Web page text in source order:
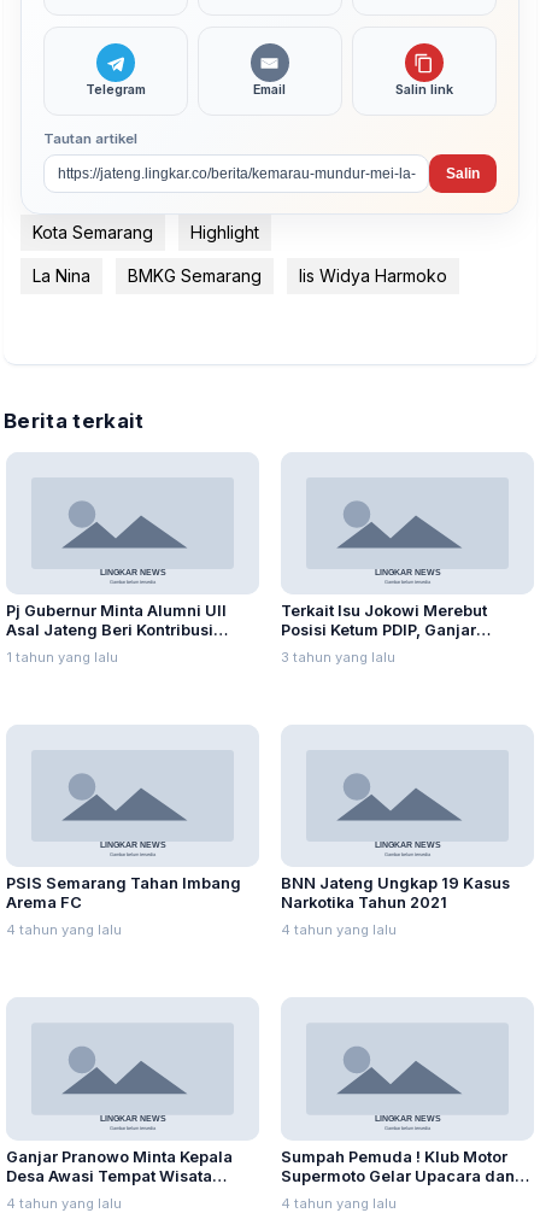
Telegram Email Salin link
Tautan artikel
Salin
Kota Semarang Highlight
La Nina BMKG Semarang Iis Widya Harmoko
Berita terkait
Pj Gubernur Minta Alumni UII
Asal Jateng Beri Kontribusi
dalam Pembangunan Daerah
1 tahun yang lalu
Terkait Isu Jokowi Merebut
Posisi Ketum PDIP, Ganjar
Pranowo: Ada Adu Domba
3 tahun yang lalu
PSIS Semarang Tahan Imbang
Arema FC
4 tahun yang lalu
BNN Jateng Ungkap 19 Kasus
Narkotika Tahun 2021
4 tahun yang lalu
Ganjar Pranowo Minta Kepala
Desa Awasi Tempat Wisata
Selama Nataru
4 tahun yang lalu
Sumpah Pemuda ! Klub Motor
Supermoto Gelar Upacara dan
Tabur Benih Ikan
4 tahun yang lalu